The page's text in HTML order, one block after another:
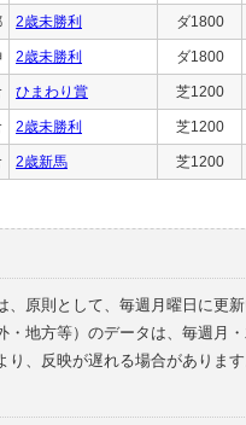
2歳未勝利 ダ1800
2歳未勝利 ダ1800
ひまわり賞 芝1200
2歳未勝利 芝1200
2歳新馬 芝1200
、原則として、毎週月曜日に更新
・地方等）のデータは、毎週月
り、反映が遅れる場合があります